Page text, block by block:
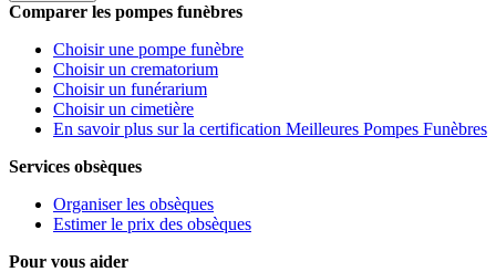
Comparer les pompes funèbres
Choisir une pompe funèbre
Choisir un crematorium
Choisir un funérarium
Choisir un cimetière
En savoir plus sur la certification Meilleures Pompes Funèbres
Services obsèques
Organiser les obsèques
Estimer le prix des obsèques
Pour vous aider